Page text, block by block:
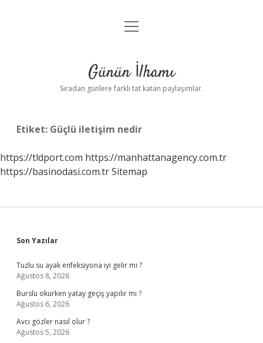
Anasayfa
Yasal Uyarı
menüyü
Günün İlhamı
Sıradan günlere farklı tat katan paylaşımlar.
Etiket: Güçlü iletişim nedir
https://tldport.com https://manhattanagency.com.tr
https://basinodasi.com.trSitemap
Sidebar
Son Yazılar
Tuzlu su ayak enfeksiyona iyi gelir mi ?
Ağustos 8, 2026
Burslu okurken yatay geçiş yapılır mı ?
Ağustos 6, 2026
Avcı gözler nasıl olur ?
Ağustos 5, 2026